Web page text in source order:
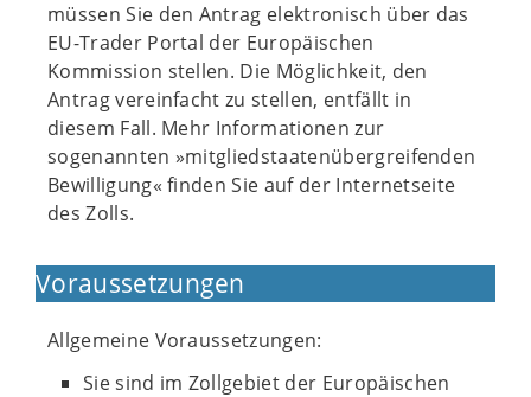
müssen Sie den Antrag elektronisch über das
EU-Trader Portal der Europäischen
Kommission stellen. Die Möglichkeit, den
Antrag vereinfacht zu stellen, entfällt in
diesem Fall. Mehr Informationen zur
sogenannten »mitgliedstaatenübergreifenden
Bewilligung« finden Sie auf der Internetseite
des Zolls.
Voraussetzungen
Allgemeine Voraussetzungen:
Sie sind im Zollgebiet der Europäischen